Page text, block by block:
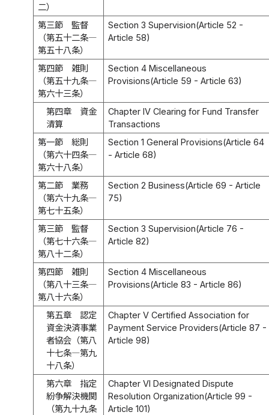
二）
第三節 監督
（第五十二条―
第五十八条）
Section 3 Supervision(Article 52 -
Article 58)
第四節 雑則
（第五十九条―
第六十三条）
Section 4 Miscellaneous
Provisions(Article 59 - Article 63)
第四章 資金
清算
Chapter IV Clearing for Fund Transfer
Transactions
第一節 総則
（第六十四条―
第六十八条）
Section 1 General Provisions(Article 64
- Article 68)
第二節 業務
（第六十九条―
第七十五条）
Section 2 Business(Article 69 - Article
75)
第三節 監督
（第七十六条―
第八十二条）
Section 3 Supervision(Article 76 -
Article 82)
第四節 雑則
（第八十三条―
第八十六条）
Section 4 Miscellaneous
Provisions(Article 83 - Article 86)
第五章 認定
資金決済事業
者協会（第八
十七条―第九
十八条）
Chapter V Certified Association for
Payment Service Providers(Article 87 -
Article 98)
第六章 指定
紛争解決機関
（第九十九条
Chapter VI Designated Dispute
Resolution Organization(Article 99 -
Article 101)